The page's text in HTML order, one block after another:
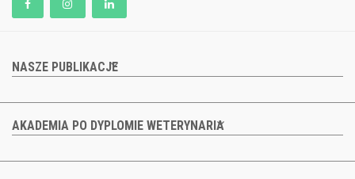
NASZE PUBLIKACJE
AKADEMIA PO DYPLOMIE WETERYNARIA